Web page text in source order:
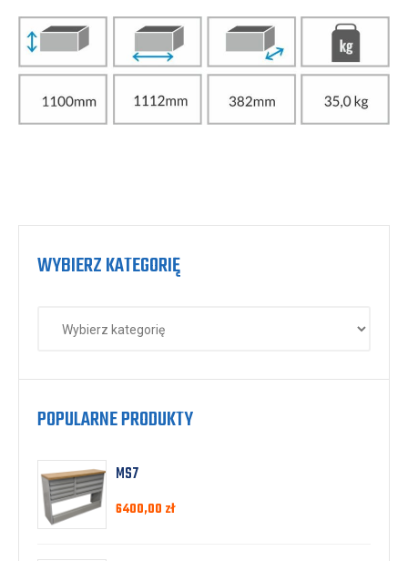
WYBIERZ KATEGORIĘ
POPULARNE PRODUKTY
MS7
6400,00 zł